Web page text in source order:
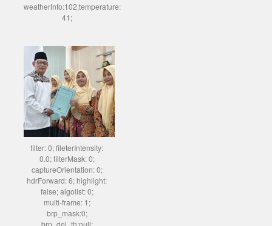
weatherInfo:102;temperature:
41;
filter: 0; fileterIntensity:
0.0; filterMask: 0;
captureOrientation: 0;
hdrForward: 6; highlight:
false; algolist: 0;
multi-frame: 1;
brp_mask:0;
brp_del_th:null;